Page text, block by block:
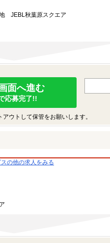
JEBL秋葉原スクエア
面へ進む
応募完了!!
ウトして保管をお願いします。
の他の求人をみる